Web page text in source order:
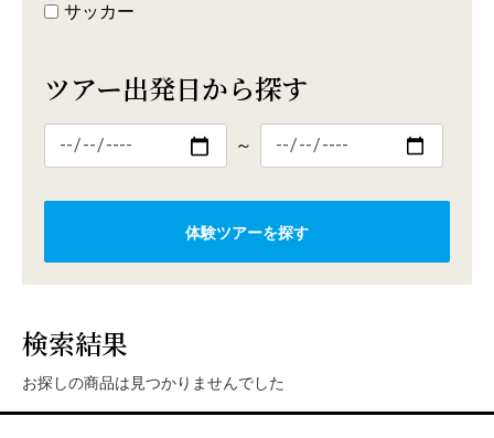
サッカー
ツアー出発日から探す
～
体験ツアーを探す
検索結果
お探しの商品は見つかりませんでした